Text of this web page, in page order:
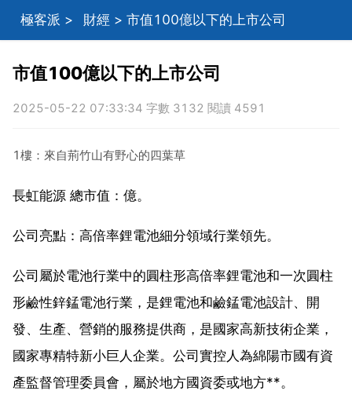
極客派 > 財經 > 市值100億以下的上市公司
市值100億以下的上市公司
2025-05-22 07:33:34 字數 3132 閱讀 4591
1樓：來自荊竹山有野心的四葉草
長虹能源 總市值：億。
公司亮點：高倍率鋰電池細分領域行業領先。
公司屬於電池行業中的圓柱形高倍率鋰電池和一次圓柱
形鹼性鋅錳電池行業，是鋰電池和鹼錳電池設計、開
發、生產、營銷的服務提供商，是國家高新技術企業，
國家專精特新小巨人企業。公司實控人為綿陽市國有資
產監督管理委員會，屬於地方國資委或地方**。